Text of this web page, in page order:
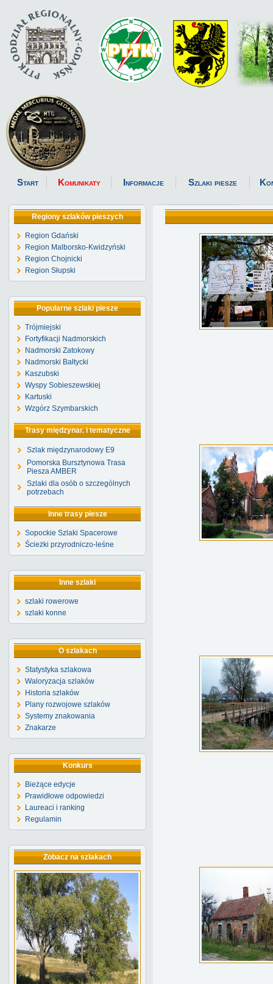
Start Komunikaty Informacje Szlaki piesze
Regiony szlaków pieszych
Region Gdański
Region Malborsko-Kwidzyński
Region Chojnicki
Region Słupski
Popularne szlaki piesze
Trójmiejski
Fortyfikacji Nadmorskich
Nadmorski Zatokowy
Nadmorski Bałtycki
Kaszubski
Wyspy Sobieszewskiej
Kartuski
Wzgórz Szymbarskich
Trasy międzynar. i tematyczne
Szlak międzynarodowy E9
Pomorska Bursztynowa Trasa
Piesza AMBER
Szlaki dla osób o szczególnych
potrzebach
Inne trasy piesze
Sopockie Szlaki Spacerowe
Ścieżki przyrodniczo-leśne
Inne szlaki
szlaki rowerowe
szlaki konne
O szlakach
Statystyka szlakowa
Waloryzacja szlaków
Historia szlaków
Plany rozwojowe szlaków
Systemy znakowania
Znakarze
Konkurs
Bieżące edycje
Prawidłowe odpowiedzi
Laureaci i ranking
Regulamin
Zobacz na szlakach